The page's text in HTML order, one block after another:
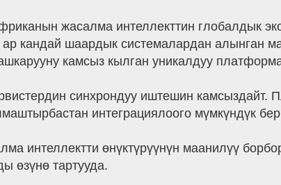
жасалма интеллекттин глобалдык
кандай шаардык системалардан алынган
камсыз кылган уникалдуу
синхрондуу иштешин
интеграциялоого мүмкүндүк
интеллектти өнүктүрүүнүн маанилүү
өзүнө тартууда.